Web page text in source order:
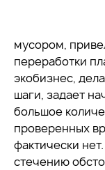
мусором,
переработки
экобизнес,
шаги, задает
большое
проверенных
фактически
стечению